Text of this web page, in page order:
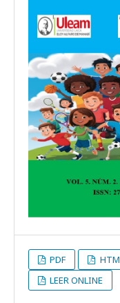
PDF
LEER ONLINE